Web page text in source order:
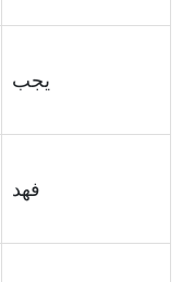
يجب
فهد